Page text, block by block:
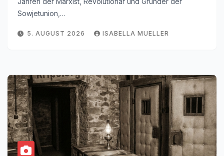
Sowjetunion,…
5. AUGUST 2026 ISABELLA MUELLER